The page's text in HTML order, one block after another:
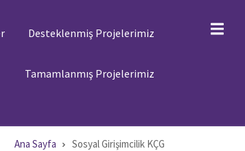
Desteklenmiş Projelerimiz
Tamamlanmış Projelerimiz
Ana Sayfa Sosyal Girişimcilik KÇG